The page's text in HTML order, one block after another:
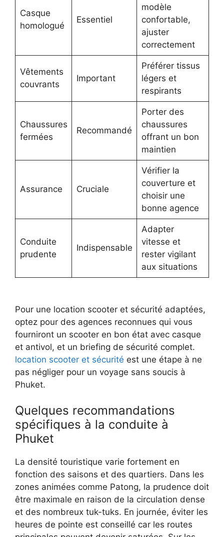
Casque
homologué
Essentiel
modèle
confortable,
ajuster
correctement
Vêtements
couvrants
Important
Préférer tissus
légers et
respirants
Chaussures
fermées
Recommandé
Porter des
chaussures
offrant un bon
maintien
Assurance Cruciale
Vérifier la
couverture et
choisir une
bonne agence
Conduite
prudente
Indispensable
Adapter
vitesse et
rester vigilant
aux situations
Pour une location scooter et sécurité adaptées,
optez pour des agences reconnues qui vous
fourniront un scooter en bon état avec casque
et antivol, et un briefing de sécurité complet.
location scooter et sécurité est une étape à ne
pas négliger pour un voyage sans soucis à
Phuket.
Quelques recommandations
spécifiques à la conduite à
Phuket
La densité touristique varie fortement en
fonction des saisons et des quartiers. Dans les
zones animées comme Patong, la prudence doit
être maximale en raison de la circulation dense
et des nombreux tuk-tuks. En journée, éviter les
heures de pointe est conseillé car les routes